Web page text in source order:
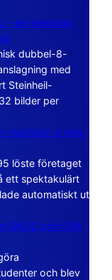
– en mekanisk
dubbel-8-
med
Steinheil-
bilder per
vecklade ut sina
löste företaget
ett spektakulärt
automatiskt ut
BASIC och GFA
och blev